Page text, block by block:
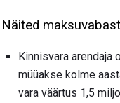
Näited
Kinnisvara arendaja
müüakse kolme
vara väärtus 1,5